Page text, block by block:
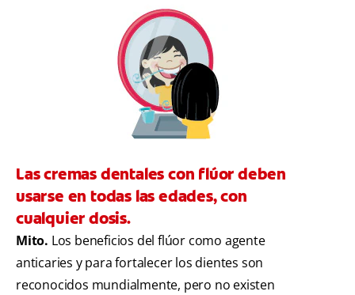
Las cremas dentales con flúor deben
usarse en todas las edades, con
cualquier dosis.
Mito. Los beneficios del flúor como agente
anticaries y para fortalecer los dientes son
reconocidos mundialmente, pero no existen